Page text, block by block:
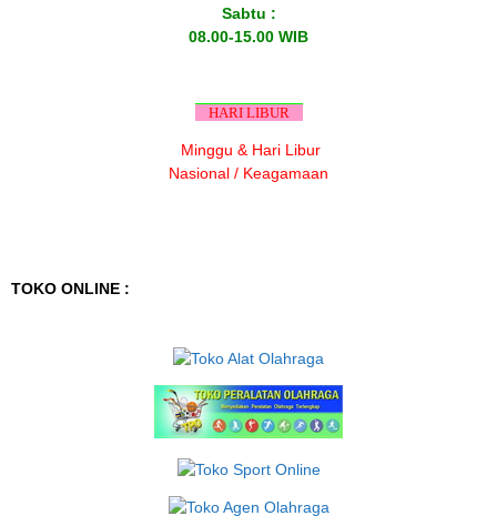
Sabtu :
08.00-15.00 WIB
HARI LIBUR
Minggu & Hari Libur
Nasional / Keagamaan
TOKO ONLINE :